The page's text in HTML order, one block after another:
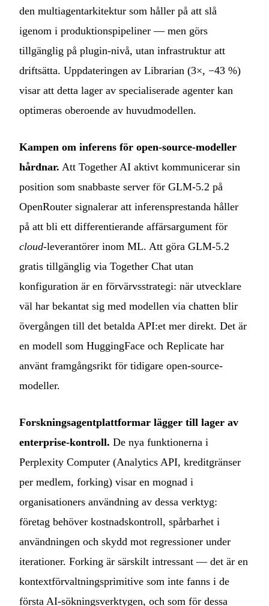
den multiagentarkitektur som håller på att slå
igenom i produktionspipeliner — men görs
tillgänglig på plugin-nivå, utan infrastruktur att
driftsätta. Uppdateringen av Librarian (3×, −43 %)
visar att detta lager av specialiserade agenter kan
optimeras oberoende av huvudmodellen.
Kampen om inferens för open-source-modeller
hårdnar. Att Together AI aktivt kommunicerar sin
position som snabbaste server för GLM-5.2 på
OpenRouter signalerar att inferensprestanda håller
på att bli ett differentierande affärsargument för
cloud-leverantörer inom ML. Att göra GLM-5.2
gratis tillgänglig via Together Chat utan
konfiguration är en förvärvsstrategi: när utvecklare
väl har bekantat sig med modellen via chatten blir
övergången till det betalda API:et mer direkt. Det är
en modell som HuggingFace och Replicate har
använt framgångsrikt för tidigare open-source-
modeller.
Forskningsagentplattformar lägger till lager av
enterprise-kontroll. De nya funktionerna i
Perplexity Computer (Analytics API, kreditgränser
per medlem, forking) visar en mognad i
organisationers användning av dessa verktyg:
företag behöver kostnadskontroll, spårbarhet i
användningen och skydd mot regressioner under
iterationer. Forking är särskilt intressant — det är en
kontextförvaltningsprimitive som inte fanns i de
första AI-sökningsverktygen, och som för dessa